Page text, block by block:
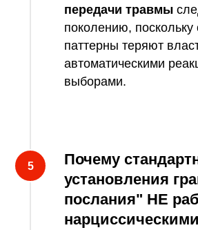
передачи травмы
поколению,
паттерны теряют
автоматическими
выборами.
Почему
установления
послания" НЕ
нарциссическими